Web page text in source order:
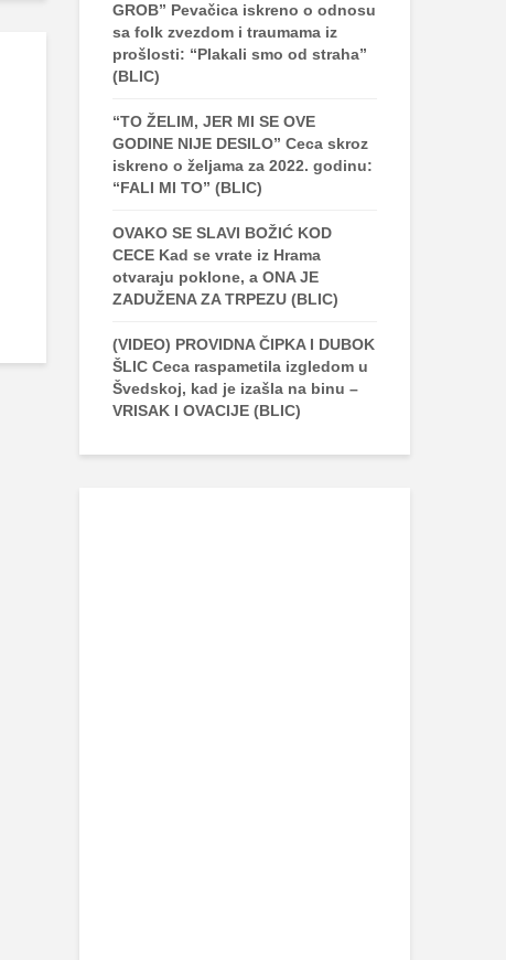
GROB” Pevačica iskreno o odnosu
sa folk zvezdom i traumama iz
prošlosti: “Plakali smo od straha”
(BLIC)
“TO ŽELIM, JER MI SE OVE
GODINE NIJE DESILO” Ceca skroz
iskreno o željama za 2022. godinu:
“FALI MI TO” (BLIC)
OVAKO SE SLAVI BOŽIĆ KOD
CECE Kad se vrate iz Hrama
otvaraju poklone, a ONA JE
ZADUŽENA ZA TRPEZU (BLIC)
(VIDEO) PROVIDNA ČIPKA I DUBOK
ŠLIC Ceca raspametila izgledom u
Švedskoj, kad je izašla na binu –
VRISAK I OVACIJE (BLIC)